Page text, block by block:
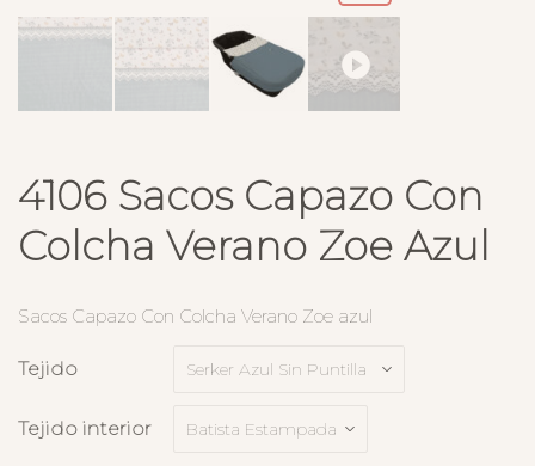
4106 Sacos Capazo Con
Colcha Verano Zoe Azul
Sacos Capazo Con Colcha Verano Zoe azul
Tejido
Tejido interior